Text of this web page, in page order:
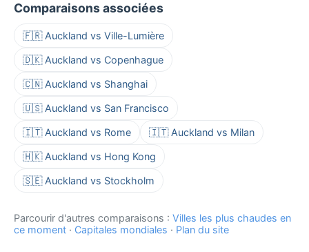
Comparaisons associées
🇫🇷 Auckland vs Ville-Lumière
🇩🇰 Auckland vs Copenhague
🇨🇳 Auckland vs Shanghai
🇺🇸 Auckland vs San Francisco
🇮🇹 Auckland vs Rome 🇮🇹 Auckland vs Milan
🇭🇰 Auckland vs Hong Kong
🇸🇪 Auckland vs Stockholm
Parcourir d'autres comparaisons : Villes les plus chaudes en
ce moment · Capitales mondiales · Plan du site